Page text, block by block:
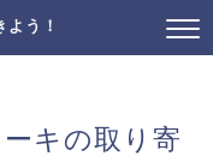
う！
キの取り寄